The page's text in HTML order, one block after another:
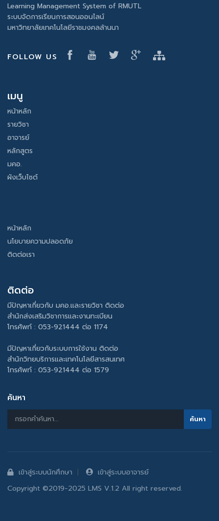
Learning Management System of RMUTL
ระบบจัดการเรียนการสอนออนไลน์
มหาวิทยาลัยเทคโนโลยีราชมงคลล้านนา
FOLLOW US
เมนู
หน้าหลัก
รายวิชา
อาจารย์
หลักสูตร
มคอ.
ผังเว็บไซต์
หน้าหลัก
นโยบายความปลอดภัย
ติดต่อเรา
ติดต่อ
มีปัญหาเกี่ยวกับ มคอ.และรายวิชา ติดต่อ
สำนักส่งเสริมวิชาการและงานทะเบียน
โทรศัพท์ : 053-921444 ต่อ 1174
มีปัญหาเกี่ยวกับระบบการใช้งาน ติดต่อ
สำนักวิทยบริการและเทคโนโลยีสารสนเทศ
โทรศัพท์ : 053-921444 ต่อ 1579
ค้นหา
เข้าสู่ระบบนักศึกษา
เข้าสู่ระบบอาจารย์
Copyright ©2019-2025 LMS V.1.2 All right reserved.